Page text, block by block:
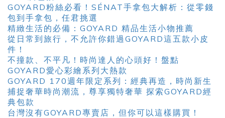
GOYARD粉絲必看！SÉNAT手拿包大解析：從零錢
包到手拿包，任君挑選
精緻生活的必備：GOYARD 精品生活小物推薦
從日常到旅行，不允許你錯過GOYARD這五款小皮
件！
不撞款、不平凡！時尚達人的心頭好！盤點
GOYARD愛心彩繪系列大熱款
GOYARD 170週年限定系列：經典再造，時尚新生
捕捉奢華時尚潮流，尊享獨特奢華 探索GOYARD經
典包款
台灣沒有GOYARD專賣店，但你可以這樣購買！